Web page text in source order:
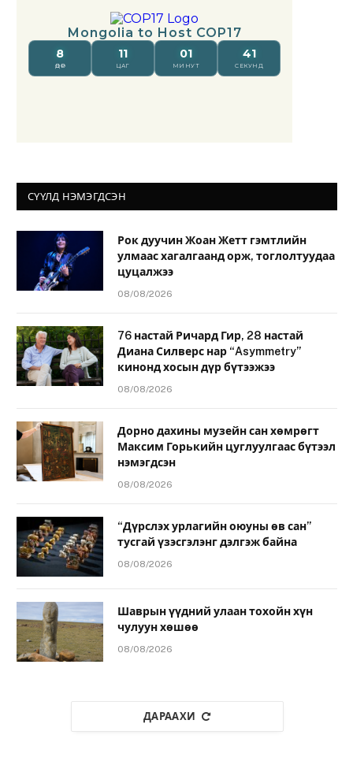
СҮҮЛД НЭМЭГДСЭН
Рок дуучин Жоан Жетт гэмтлийн
улмаас хагалгаанд орж, тоглолтуудаа
цуцалжээ
08/08/2026
76 настай Ричард Гир, 28 настай
Диана Силверс нар “Asymmetry”
кинонд хосын дүр бүтээжээ
08/08/2026
Дорно дахины музейн сан хөмрөгт
Максим Горькийн цуглуулгаас бүтээл
нэмэгдсэн
08/08/2026
“Дүрслэх урлагийн оюуны өв сан”
тусгай үзэсгэлэнг дэлгэж байна
08/08/2026
Шаврын үүдний улаан тохойн хүн
чулуун хөшөө
08/08/2026
ДАРААХИ